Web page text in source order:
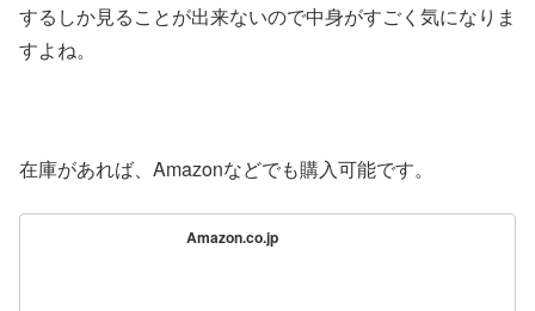
するしか見ることが出来ないので中身がすごく気になりま
すよね。
在庫があれば、Amazonなどでも購入可能です。
Amazon.co.jp